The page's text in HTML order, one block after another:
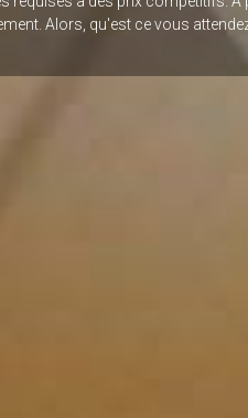
Alors, qu'est ce vous